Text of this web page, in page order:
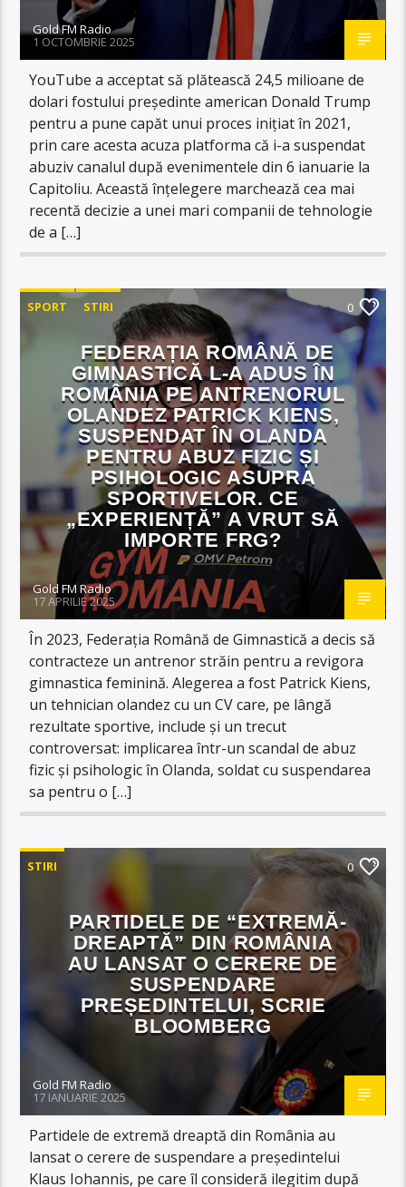
Gold FM Radio
1 OCTOMBRIE 2025
YouTube a acceptat să plătească 24,5 milioane de
dolari fostului președinte american Donald Trump
pentru a pune capăt unui proces inițiat în 2021,
prin care acesta acuza platforma că i-a suspendat
abuziv canalul după evenimentele din 6 ianuarie la
Capitoliu. Această înțelegere marchează cea mai
recentă decizie a unei mari companii de tehnologie
de a […]
SPORT STIRI 0
FEDERAȚIA ROMÂNĂ DE
GIMNASTICĂ L-A ADUS ÎN
ROMÂNIA PE ANTRENORUL
OLANDEZ PATRICK KIENS,
SUSPENDAT ÎN OLANDA
PENTRU ABUZ FIZIC ȘI
PSIHOLOGIC ASUPRA
SPORTIVELOR. CE
„EXPERIENȚĂ” A VRUT SĂ
IMPORTE FRG?
Gold FM Radio
17 APRILIE 2025
În 2023, Federația Română de Gimnastică a decis să
contracteze un antrenor străin pentru a revigora
gimnastica feminină. Alegerea a fost Patrick Kiens,
un tehnician olandez cu un CV care, pe lângă
rezultate sportive, include și un trecut
controversat: implicarea într-un scandal de abuz
fizic și psihologic în Olanda, soldat cu suspendarea
sa pentru o […]
STIRI 0
PARTIDELE DE “EXTREMĂ-
DREAPTĂ” DIN ROMÂNIA
AU LANSAT O CERERE DE
SUSPENDARE
PREȘEDINTELUI, SCRIE
BLOOMBERG
Gold FM Radio
17 IANUARIE 2025
Partidele de extremă dreaptă din România au
lansat o cerere de suspendare a președintelui
Klaus Iohannis, pe care îl consideră ilegitim după